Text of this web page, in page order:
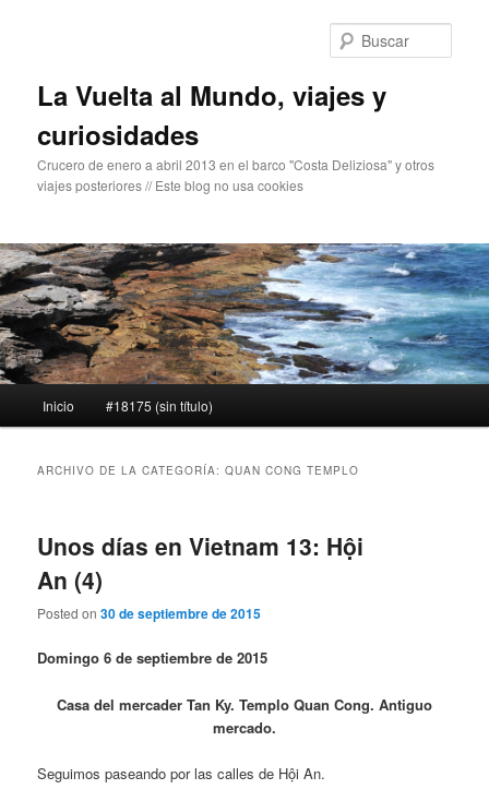
La Vuelta al Mundo, viajes y
curiosidades
Crucero de enero a abril 2013 en el barco "Costa Deliziosa" y otros
viajes posteriores // Este blog no usa cookies
principal
Inicio #18175 (sin título)
ARCHIVO DE LA CATEGORÍA:QUAN CONG TEMPLO
Unos días en Vietnam 13: Hội
An (4)
Posted on30 de septiembre de 2015
Domingo 6 de septiembre de 2015
Casa del mercader Tan Ky. Templo Quan Cong. Antiguo
mercado.
Seguimos paseando por las calles de Hội An.